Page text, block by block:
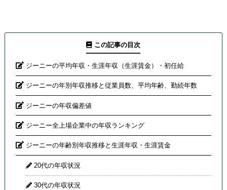
この記事の目次
ジーニーの平均年収・生涯年収（生涯賃金）・初任給
ジーニーの年別年収推移と従業員数、平均年齢、勤続年数
ジーニーの年収偏差値
ジーニー全上場企業中の年収ランキング
ジーニーの年齢別年収推移と生涯年収・生涯賃金
20代の年収状況
30代の年収状況